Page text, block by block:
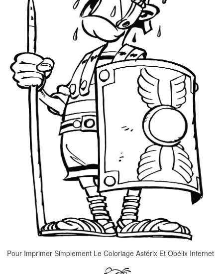
Pour Imprimer Simplement Le Coloriage Astérix Et Obélix Internet